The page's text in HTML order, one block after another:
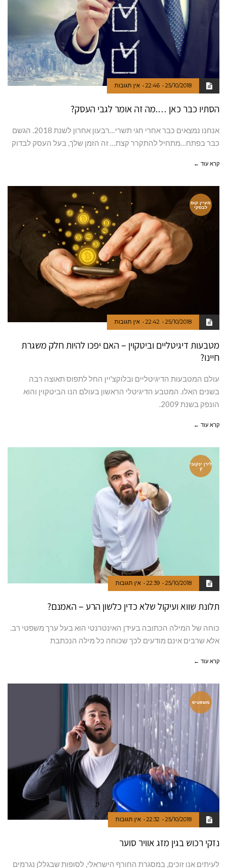
25/10/2018
22:46 אין תגובות
הסתיו כבר כאן ….מה זה אומר לגבי העסק?
אנחנו נמצאים כבר אחרי חגי תשרי…רבעון אחרון לשנת 2018. הגשם
כבר בפתח…מתחיל להתקרר קצת… זה הזמן שלך, בעל העסק לבדוק
קרא עוד ←
מעיין קוס
לבסקי
25/10/2018
22:42 אין תגובות
מטבעות דיגיטליים וביטקוין – האם יפכו להיות חלק משגרת
חיינו?
עולם המטבעות הדיגיטליים ובלוקצ'יין החל לתפוס תאוצה רבה
בשנים האלו. המטבע הדיגיטלי הראשון בעולם הנו הביטקוין והוא
הונפק בשנת 2009.
קרא עוד ←
לירן ינקובי
ץ
25/10/2018
22:39 אין תגובות
תלונת שווא ועיקול שלא כדין כלשון הרע – האמנם?
כוחה של המילה הכתובה בעידן האינטרנטי הוא בעל ערך משפטי רב.
אלא שרבים אינם מודעים לכך שכוחה כל מילה הנכתבת
קרא עוד ←
משפטיפ
25/10/2018
22:32 אין תגובות
נזקי רכוש בגין מזג אוויר סוער
לעיתים אנו זוכים, במסגרת החורף הישראלי, לסופות שבגללן נגרמים